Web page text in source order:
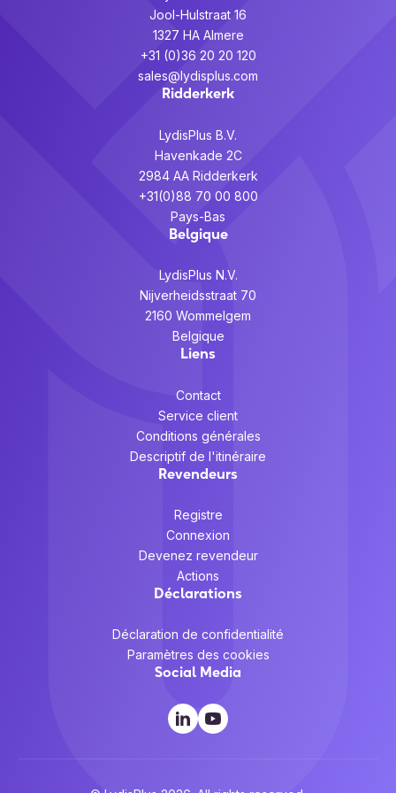
transfert des données
10,100 Mbit/s
ethernet LAN (RJ-45)
1
Technologie de cablâge 10/100Base-T(X)
Jool-Hulstraat 16
1327 HA Almere
+31 (0)36 20 20 120
sales@lydisplus.com
Ridderkerk
LydisPlus B.V.
Havenkade 2C
2984 AA Ridderkerk
+31(0)88 70 00 800
Pays-Bas
Belgique
LydisPlus N.V.
Nijverheidsstraat 70
2160 Wommelgem
Belgique
Liens
Contact
Service client
Conditions générales
Descriptif de l'itinéraire
Revendeurs
Registre
Connexion
Devenez revendeur
Actions
Déclarations
Déclaration de confidentialité
Paramètres des cookies
Social Media